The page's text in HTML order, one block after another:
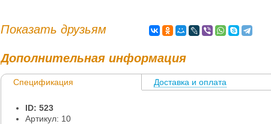
Показать друзьям
Дополнительная информация
Спецификация Доставка и оплата
ID: 523
Артикул: 10